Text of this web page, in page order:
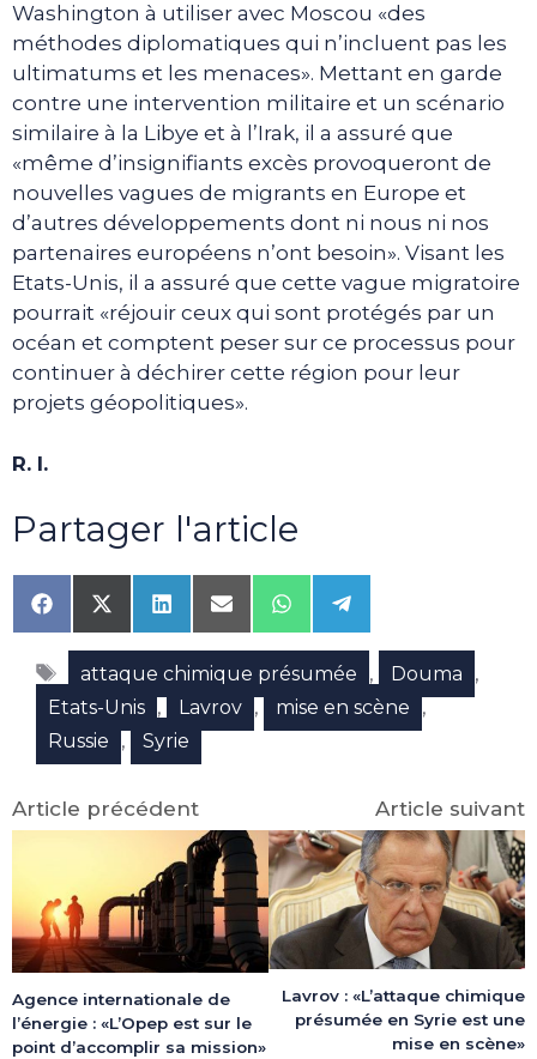
Washington à utiliser avec Moscou «des
méthodes diplomatiques qui n’incluent pas les
ultimatums et les menaces». Mettant en garde
contre une intervention militaire et un scénario
similaire à la Libye et à l’Irak, il a assuré que
«même d’insignifiants excès provoqueront de
nouvelles vagues de migrants en Europe et
d’autres développements dont ni nous ni nos
partenaires européens n’ont besoin». Visant les
Etats-Unis, il a assuré que cette vague migratoire
pourrait «réjouir ceux qui sont protégés par un
océan et comptent peser sur ce processus pour
continuer à déchirer cette région pour leur
projets géopolitiques».
R. I.
Partager l'article
Share
on
Facebook
Share
on
X
(Twitter)
Share
on
LinkedIn
Share
on
Email
Share
on
WhatsApp
Share
on
Telegram
Étiquettes
attaque chimique présumée , Douma ,
Etats-Unis , Lavrov , mise en scène ,
Russie , Syrie
Article précédent
Agence internationale de
l’énergie : «L’Opep est sur le
point d’accomplir sa mission»
Article suivant
Lavrov : «L’attaque chimique
présumée en Syrie est une
mise en scène»